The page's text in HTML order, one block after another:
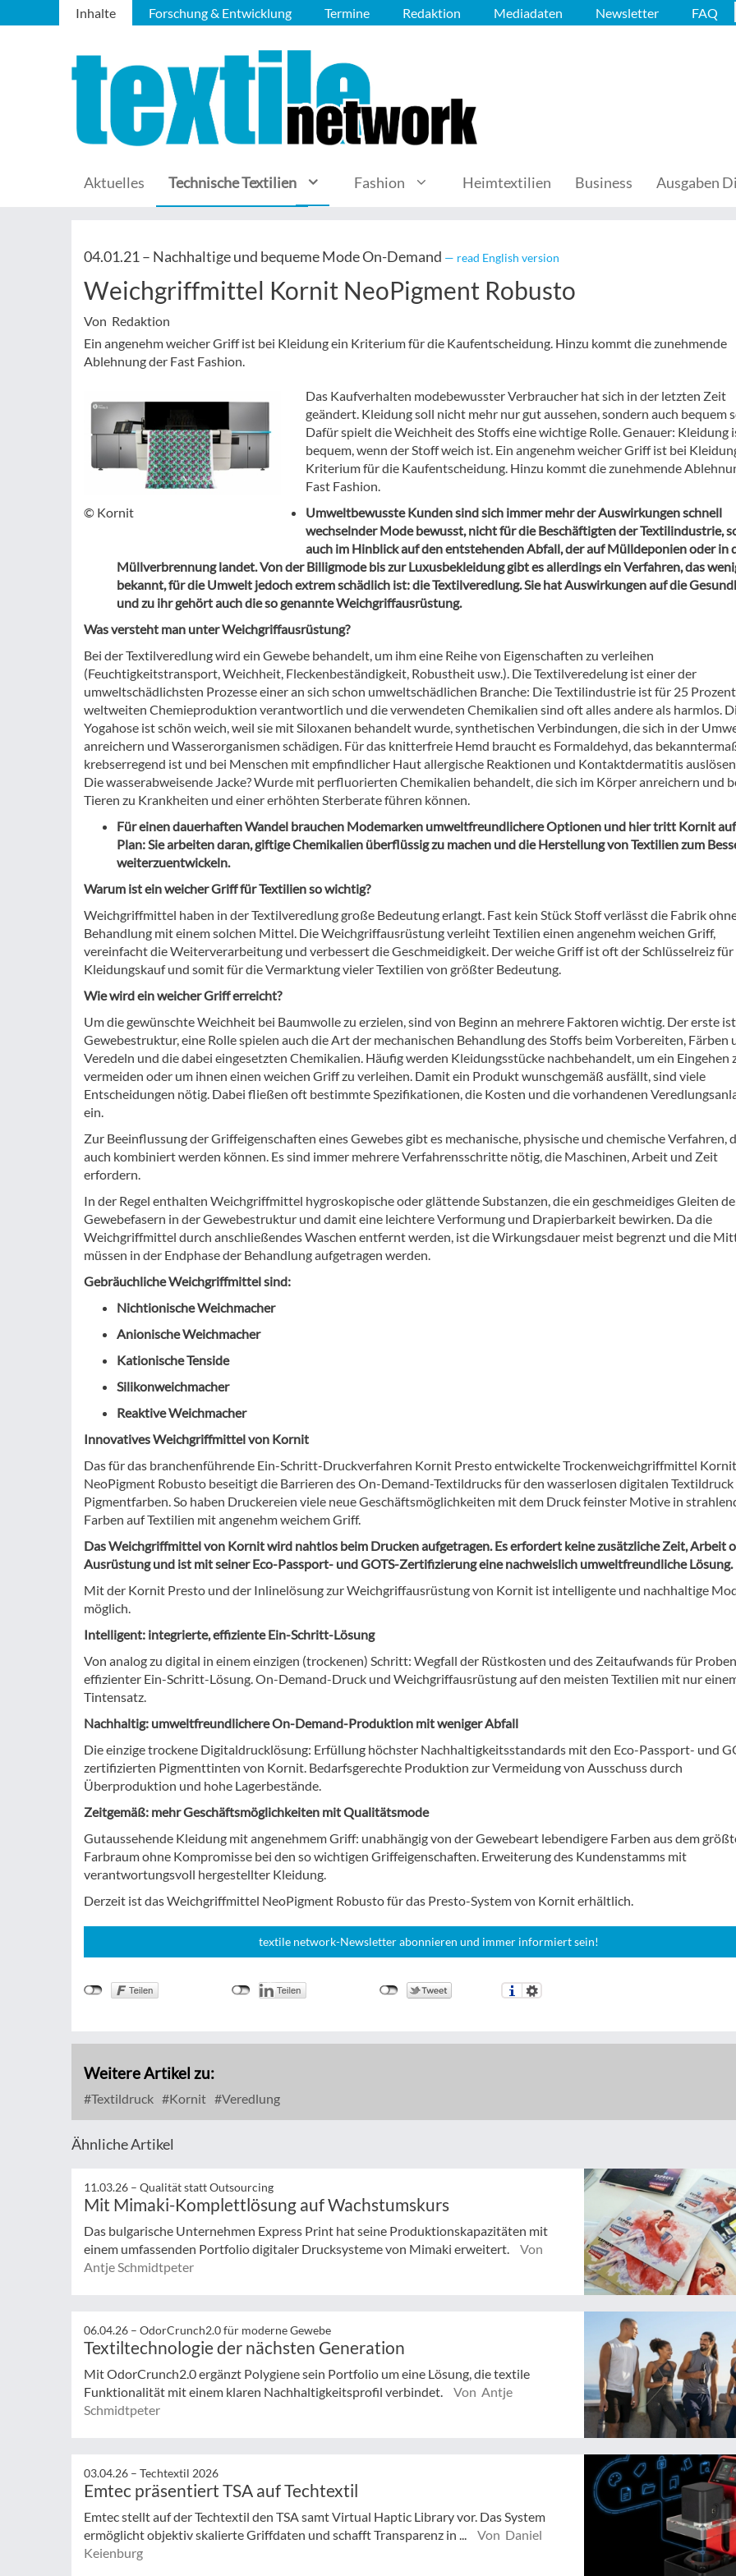
Inhalte Forschung & Entwicklung Termine Redaktion Mediadaten Newsletter FAQ
Aktuelles Technische Textilien Fashion Heimtextilien Business Ausgaben
04.01.21 – Nachhaltige und bequeme Mode On-Demand — read English version
Weichgriffmittel Kornit NeoPigment Robusto
Von Redaktion
Ein angenehm weicher Griff ist bei Kleidung ein Kriterium für die Kaufentscheidung. Hinzu kommt die zunehmende
Ablehnung der Fast Fashion.
© Kornit
Das Kaufverhalten modebewusster Verbraucher hat sich in der letzten Zeit
geändert. Kleidung soll nicht mehr nur gut aussehen, sondern auch bequem
Dafür spielt die Weichheit des Stoffs eine wichtige Rolle. Genauer: Kleidung
bequem, wenn der Stoff weich ist. Ein angenehm weicher Griff ist bei
Kriterium für die Kaufentscheidung. Hinzu kommt die zunehmende
Fast Fashion.
Umweltbewusste Kunden sind sich immer mehr der Auswirkungen schnell
wechselnder Mode bewusst, nicht für die Beschäftigten der Textilindustrie,
auch im Hinblick auf den entstehenden Abfall, der auf Mülldeponien oder in
Müllverbrennung landet. Von der Billigmode bis zur Luxusbekleidung gibt es allerdings ein Verfahren, das
bekannt, für die Umwelt jedoch extrem schädlich ist: die Textilveredlung. Sie hat Auswirkungen auf die
und zu ihr gehört auch die so genannte Weichgriffausrüstung.
Was versteht man unter Weichgriffausrüstung?
Bei der Textilveredlung wird ein Gewebe behandelt, um ihm eine Reihe von Eigenschaften zu verleihen
(Feuchtigkeitstransport, Weichheit, Fleckenbeständigkeit, Robustheit usw.). Die Textilveredelung ist einer der
umweltschädlichsten Prozesse einer an sich schon umweltschädlichen Branche: Die Textilindustrie ist für 25
weltweiten Chemieproduktion verantwortlich und die verwendeten Chemikalien sind oft alles andere als harmlos.
Yogahose ist schön weich, weil sie mit Siloxanen behandelt wurde, synthetischen Verbindungen, die sich in der
anreichern und Wasserorganismen schädigen. Für das knitterfreie Hemd braucht es Formaldehyd, das
krebserregend ist und bei Menschen mit empfindlicher Haut allergische Reaktionen und Kontaktdermatitis
Die wasserabweisende Jacke? Wurde mit perfluorierten Chemikalien behandelt, die sich im Körper anreichern und
Tieren zu Krankheiten und einer erhöhten Sterberate führen können.
Für einen dauerhaften Wandel brauchen Modemarken umweltfreundlichere Optionen und hier tritt Kornit
Plan: Sie arbeiten daran, giftige Chemikalien überflüssig zu machen und die Herstellung von Textilien zum
weiterzuentwickeln.
Warum ist ein weicher Griff für Textilien so wichtig?
Weichgriffmittel haben in der Textilveredlung große Bedeutung erlangt. Fast kein Stück Stoff verlässt die Fabrik
Behandlung mit einem solchen Mittel. Die Weichgriffausrüstung verleiht Textilien einen angenehm weichen Griff,
vereinfacht die Weiterverarbeitung und verbessert die Geschmeidigkeit. Der weiche Griff ist oft der Schlüsselreiz für
Kleidungskauf und somit für die Vermarktung vieler Textilien von größter Bedeutung.
Wie wird ein weicher Griff erreicht?
Um die gewünschte Weichheit bei Baumwolle zu erzielen, sind von Beginn an mehrere Faktoren wichtig. Der erste
Gewebestruktur, eine Rolle spielen auch die Art der mechanischen Behandlung des Stoffs beim Vorbereiten, Färben
Veredeln und die dabei eingesetzten Chemikalien. Häufig werden Kleidungsstücke nachbehandelt, um ein Eingehen
vermeiden oder um ihnen einen weichen Griff zu verleihen. Damit ein Produkt wunschgemäß ausfällt, sind viele
Entscheidungen nötig. Dabei fließen oft bestimmte Spezifikationen, die Kosten und die vorhandenen
ein.
Zur Beeinflussung der Griffeigenschaften eines Gewebes gibt es mechanische, physische und chemische Verfahren,
auch kombiniert werden können. Es sind immer mehrere Verfahrensschritte nötig, die Maschinen, Arbeit und Zeit
erfordern.
In der Regel enthalten Weichgriffmittel hygroskopische oder glättende Substanzen, die ein geschmeidiges Gleiten
Gewebefasern in der Gewebestruktur und damit eine leichtere Verformung und Drapierbarkeit bewirken. Da die
Weichgriffmittel durch anschließendes Waschen entfernt werden, ist die Wirkungsdauer meist begrenzt und die
müssen in der Endphase der Behandlung aufgetragen werden.
Gebräuchliche Weichgriffmittel sind:
Nichtionische Weichmacher
Anionische Weichmacher
Kationische Tenside
Silikonweichmacher
Reaktive Weichmacher
Innovatives Weichgriffmittel von Kornit
Das für das branchenführende Ein-Schritt-Druckverfahren Kornit Presto entwickelte Trockenweichgriffmittel Kornit
NeoPigment Robusto beseitigt die Barrieren des On-Demand-Textildrucks für den wasserlosen digitalen
Pigmentfarben. So haben Druckereien viele neue Geschäftsmöglichkeiten mit dem Druck feinster Motive in
Farben auf Textilien mit angenehm weichem Griff.
Das Weichgriffmittel von Kornit wird nahtlos beim Drucken aufgetragen. Es erfordert keine zusätzliche Zeit, Arbeit
Ausrüstung und ist mit seiner Eco-Passport- und GOTS-Zertifizierung eine nachweislich umweltfreundliche Lösung.
Mit der Kornit Presto und der Inlinelösung zur Weichgriffausrüstung von Kornit ist intelligente und nachhaltige
möglich.
Intelligent: integrierte, effiziente Ein-Schritt-Lösung
Von analog zu digital in einem einzigen (trockenen) Schritt: Wegfall der Rüstkosten und des Zeitaufwands für
effizienter Ein-Schritt-Lösung. On-Demand-Druck und Weichgriffausrüstung auf den meisten Textilien mit nur
Tintensatz.
Nachhaltig: umweltfreundlichere On-Demand-Produktion mit weniger Abfall
Die einzige trockene Digitaldrucklösung: Erfüllung höchster Nachhaltigkeitsstandards mit den Eco-Passport- und
zertifizierten Pigmenttinten von Kornit. Bedarfsgerechte Produktion zur Vermeidung von Ausschuss durch
Überproduktion und hohe Lagerbestände.
Zeitgemäß: mehr Geschäftsmöglichkeiten mit Qualitätsmode
Gutaussehende Kleidung mit angenehmem Griff: unabhängig von der Gewebeart lebendigere Farben aus dem
Farbraum ohne Kompromisse bei den so wichtigen Griffeigenschaften. Erweiterung des Kundenstamms mit
verantwortungsvoll hergestellter Kleidung.
Derzeit ist das Weichgriffmittel NeoPigment Robusto für das Presto-System von Kornit erhältlich.
textile network-Newsletter abonnieren und immer informiert sein!
Weitere Artikel zu:
Textildruck Kornit Veredlung
Ähnliche Artikel
11.03.26 – Qualität statt Outsourcing
Mit Mimaki-Komplettlösung auf Wachstumskurs
Das bulgarische Unternehmen Express Print hat seine Produktionskapazitäten mit
einem umfassenden Portfolio digitaler Drucksysteme von Mimaki erweitert.
Von
Antje Schmidtpeter
06.04.26 – OdorCrunch2.0 für moderne Gewebe
Textiltechnologie der nächsten Generation
Mit OdorCrunch2.0 ergänzt Polygiene sein Portfolio um eine Lösung, die textile
Funktionalität mit einem klaren Nachhaltigkeitsprofil verbindet.
Von Antje
Schmidtpeter
03.04.26 – Techtextil 2026
Emtec präsentiert TSA auf Techtextil
Emtec stellt auf der Techtextil den TSA samt Virtual Haptic Library vor. Das System
ermöglicht objektiv skalierte Griffdaten und schafft Transparenz in ...
Von Daniel
Keienburg